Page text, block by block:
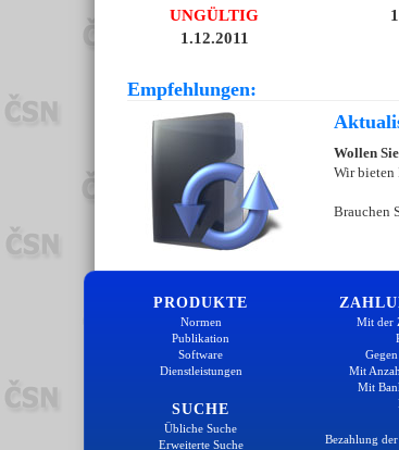
UNGÜLTIG
1.12.2011
Empfehlungen:
Wollen
Wir bieten
Brauchen
PRODUKTE
Normen
Publikation
Software
Dienstleistungen
SUCHE
Übliche Suche
Erweiterte Suche
Mit der
Mit
Mit
Bezahlung